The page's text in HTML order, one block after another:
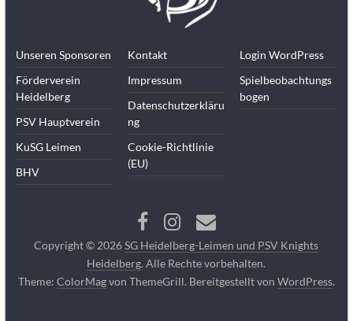
Unseren Sponsoren
Förderverein
Heidelberg
PSV Hauptverein
KuSG Leimen
BHV
Kontakt
Impressum
Datenschutzerkläru
ng
Cookie-Richtlinie
(EU)
Login WordPress
Spielbeobachtungs
bogen
Copyright © 2026SG Heidelberg-Leimen und PSV Knights
Heidelberg. Alle Rechte vorbehalten.
Theme: ColorMagvon ThemeGrill. Bereitgestellt von WordPress.